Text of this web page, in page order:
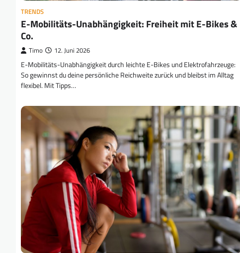
TRENDS
E-Mobilitäts-Unabhängigkeit: Freiheit mit E-Bikes &
Co.
Timo 12. Juni 2026
E-Mobilitäts-Unabhängigkeit durch leichte E-Bikes und Elektrofahrzeuge:
So gewinnst du deine persönliche Reichweite zurück und bleibst im Alltag
flexibel. Mit Tipps…